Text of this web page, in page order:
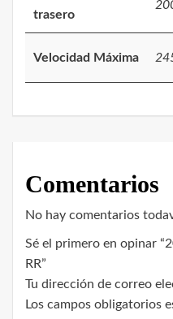
trasero
Velocidad Máxima
Comentarios
No hay comentarios
Sé el primero en opinar
RR”
Tu dirección de correo
Los campos obligatorios